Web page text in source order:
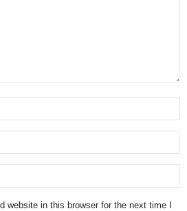
website in this browser for the next time I